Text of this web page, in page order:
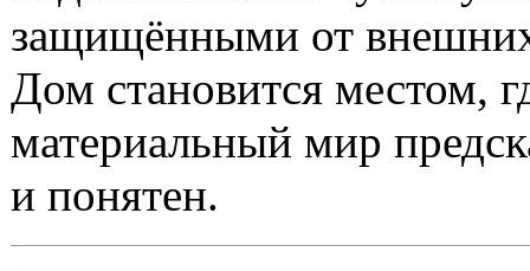
защищёнными от
Дом становится местом,
материальный мир
и понятен.